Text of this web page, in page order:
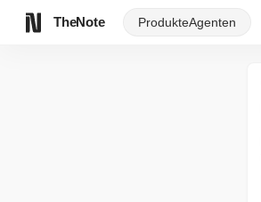
TheNote ProdukteAgenten